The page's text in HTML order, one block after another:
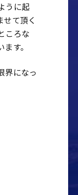
うに起
て頂く
ころな
す。
界になっ